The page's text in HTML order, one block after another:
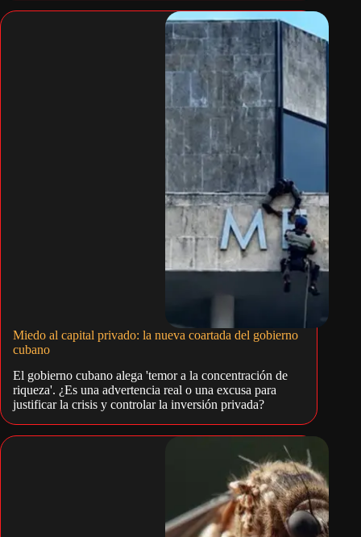
Miedo al capital privado: la nueva coartada del gobierno
cubano
El gobierno cubano alega 'temor a la concentración de
riqueza'. ¿Es una advertencia real o una excusa para
justificar la crisis y controlar la inversión privada?